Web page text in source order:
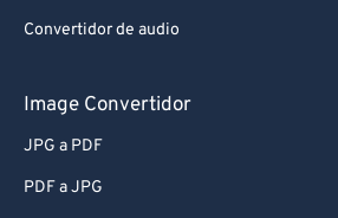
Convertidor de audio
Image Convertidor
JPG a PDF
PDF a JPG